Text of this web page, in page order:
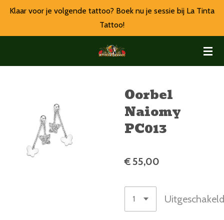
Ga
hoofdinhoud
Klaar voor je volgende tattoo? Boek nu je sessie bij La Tinta
Tattoo!
Oorbel
Naiomy
PC013
€ 55,00
Uitgeschakeld